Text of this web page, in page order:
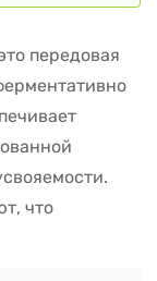
передовая
что